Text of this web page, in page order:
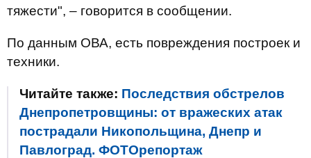
тяжести", – говорится в сообщении.
По данным ОВА, есть повреждения построек и
техники.
Читайте также: Последствия обстрелов
Днепропетровщины: от вражеских атак
пострадали Никопольщина, Днепр и
Павлоград. ФОТОрепортаж